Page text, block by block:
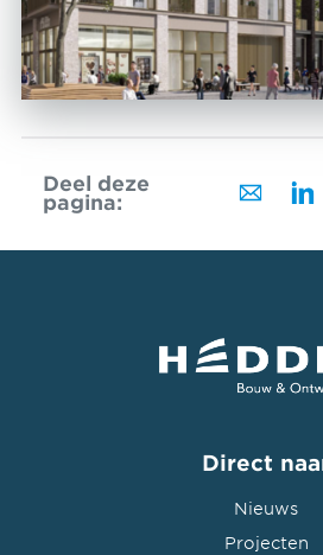
Deel deze
pagina:
Direct
Nieuws
Projecten